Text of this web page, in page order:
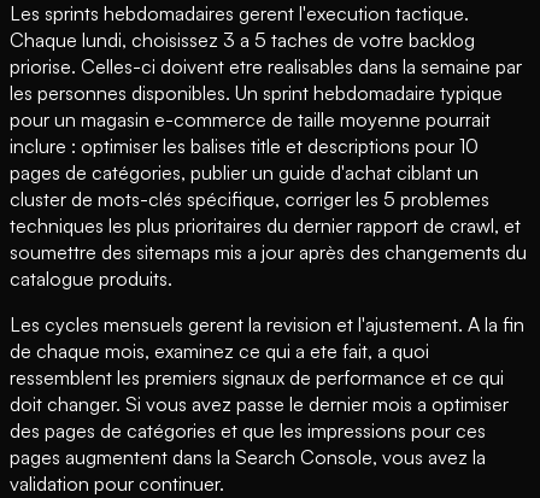
Les sprints hebdomadaires gerent l'execution tactique.
Chaque lundi, choisissez 3 a 5 taches de votre backlog
priorise. Celles-ci doivent etre realisables dans la semaine par
les personnes disponibles. Un sprint hebdomadaire typique
pour un magasin e-commerce de taille moyenne pourrait
inclure : optimiser les balises title et descriptions pour 10
pages de catégories, publier un guide d'achat ciblant un
cluster de mots-clés spécifique, corriger les 5 problemes
techniques les plus prioritaires du dernier rapport de crawl, et
soumettre des sitemaps mis a jour après des changements du
catalogue produits.
Les cycles mensuels gerent la revision et l'ajustement. A la fin
de chaque mois, examinez ce qui a ete fait, a quoi
ressemblent les premiers signaux de performance et ce qui
doit changer. Si vous avez passe le dernier mois a optimiser
des pages de catégories et que les impressions pour ces
pages augmentent dans la Search Console, vous avez la
validation pour continuer.